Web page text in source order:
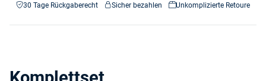
30 Tage Rückgaberecht Sicher bezahlen Unkomplizierte Retoure